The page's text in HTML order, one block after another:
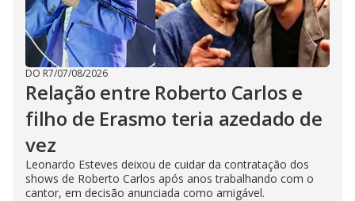
DO R7/07/08/2026
Relação entre Roberto Carlos e
filho de Erasmo teria azedado de
vez
Leonardo Esteves deixou de cuidar da contratação dos
shows de Roberto Carlos após anos trabalhando com o
cantor, em decisão anunciada como amigável.